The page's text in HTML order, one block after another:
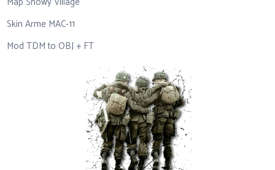
Skin Arme MAC-11
Mod TDM to OBJ + FT